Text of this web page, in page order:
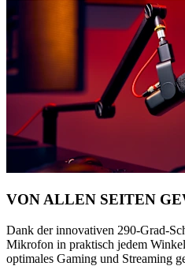
VON ALLEN SEITEN
Dank der innovativen 290-Grad-
Mikrofon in praktisch jedem
optimales Gaming und Streaming